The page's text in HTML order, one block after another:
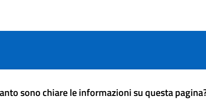
sono chiare le informazioni su questa